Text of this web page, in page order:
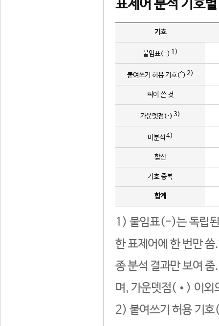
표제어 분석 기호
기호
붙임표(-) 1)
붙여쓰기 허용 기호(^) 2)
띄어 쓴 것
가운뎃점(·) 3)
미분석 4)
합산
기호 중복
합계
1) 붙임표(-)는 독립된
한 표제어에 한 번만
종 분석 결과만 보여
며, 가운뎃점(•) 이외
2) 붙여쓰기 허용 기호